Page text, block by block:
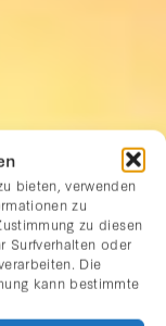
bieten, verwenden
zu
zu diesen
Surfverhalten oder
Die
kann bestimmte